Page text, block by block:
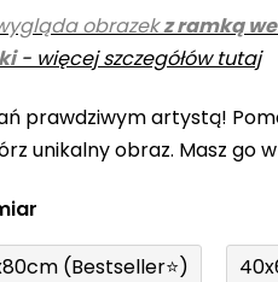
produktu
wynosi
na
5
obrazekz ramką
- więcej szczegółów tutaj
prawdziwym artystą!
unikalny obraz. Masz go
(Bestseller⭐)